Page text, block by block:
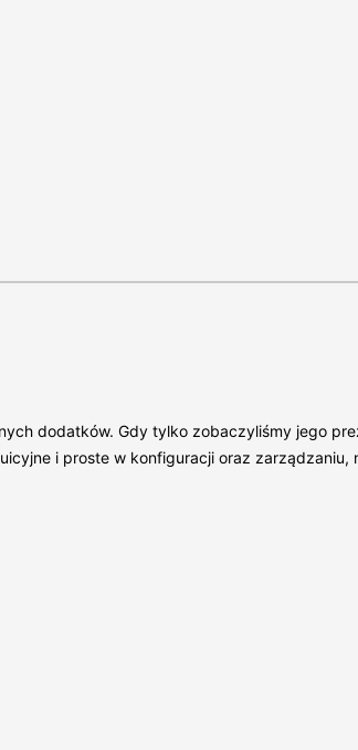
dodatków. Gdy tylko zobaczyliśmy jego
i proste w konfiguracji oraz